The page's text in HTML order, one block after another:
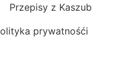
Przepisy z Kaszub
prywatnośći